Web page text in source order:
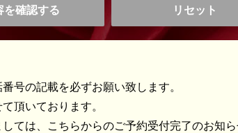
号の記載を必ずお願い致します。
頂いております。
ては、こちらからのご予約受付完了のお知